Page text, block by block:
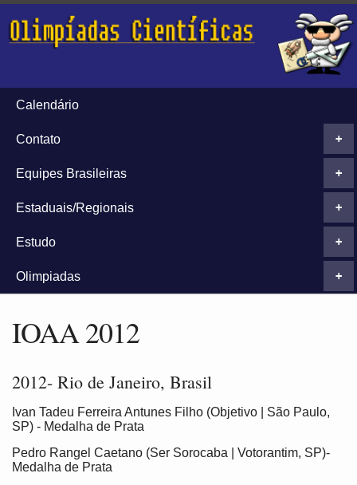
Calendário
+
Contato
+
Equipes Brasileiras
+
Estaduais/Regionais
+
Estudo
+
Olimpiadas
IOAA 2012
2012- Rio de Janeiro, Brasil
Ivan Tadeu Ferreira Antunes Filho (Objetivo | São Paulo,
SP) - Medalha de Prata
Pedro Rangel Caetano (Ser Sorocaba | Votorantim, SP)-
Medalha de Prata